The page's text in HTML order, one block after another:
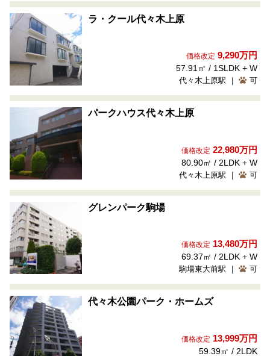
ラ・クール代々木上原
価格改定 9,290万円
57.91㎡ / 1SLDK + W
代々木上原駅 ｜ 可
パークハウス代々木上原
価格改定 22,980万円
80.90㎡ / 2LDK + W
代々木上原駅 ｜ 可
グレンパーク駒場
価格改定 13,480万円
69.37㎡ / 2LDK + W
駒場東大前駅 ｜ 可
代々木公園パーク・ホームズ
価格改定 13,999万円
59.39㎡ / 2LDK